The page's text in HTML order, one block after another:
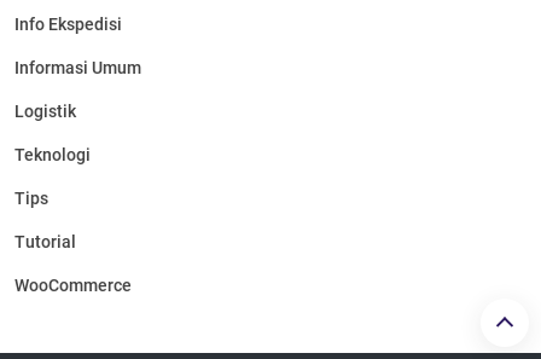
Info Ekspedisi
Informasi Umum
Logistik
Teknologi
Tips
Tutorial
WooCommerce